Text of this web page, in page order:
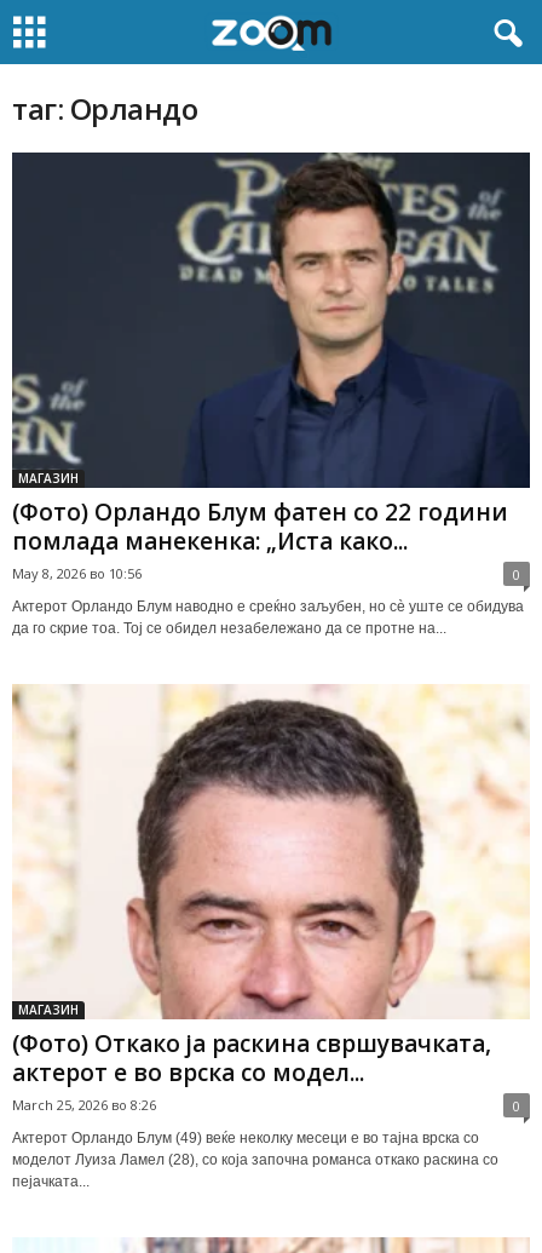
таг: Орландо
МАГАЗИН
(Фото) Орландо Блум фатен со 22 години
помлада манекенка: „Иста како...
May 8, 2026 во 10:56 0
Актерот Орландо Блум наводно е среќно заљубен, но сè уште се обидува
да го скрие тоа. Тој се обидел незабележано да се протне на...
МАГАЗИН
(Фото) Откако ја раскина свршувачката,
актерот е во врска со модел...
March 25, 2026 во 8:26 0
Актерот Орландо Блум (49) веќе неколку месеци е во тајна врска со
моделот Луиза Ламел (28), со која започна романса откако раскина со
пејачката...